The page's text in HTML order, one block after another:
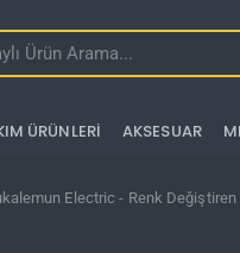
ÜRÜNLERI AKSESUAR
Electric - Renk